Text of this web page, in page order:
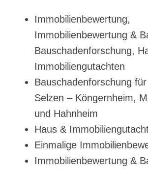
Immobilienbewertung,
Immobilienbewertung &
Bauschadenforschung,
Immobiliengutachten
Bauschadenforschung
Selzen – Köngernheim,
und Hahnheim
Haus &
Einmalige
Immobilienbewertung &